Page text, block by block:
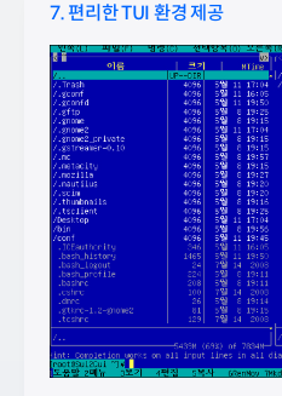
7. 편리한 TUI 환경 제공